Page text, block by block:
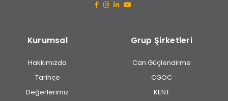
Kurumsal
Hakkımızda
Tarihçe
Değerlerimiz
Grup Şirketleri
Can Güçlendirme
CGOC
KENT